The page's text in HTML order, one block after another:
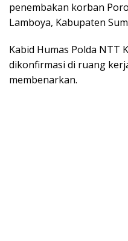
penembakan korban
Lamboya, Kabupaten
Kabid Humas Polda NTT
dikonfirmasi di ruang
membenarkan.